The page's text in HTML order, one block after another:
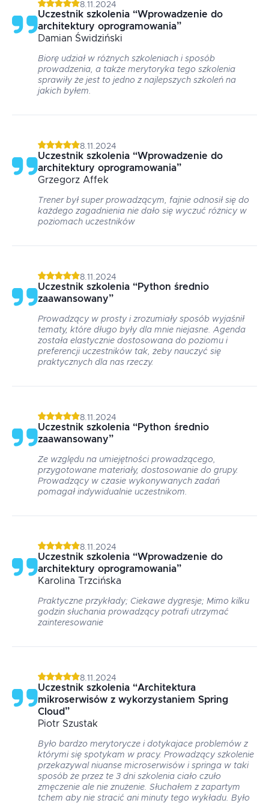
8.11.2024
Uczestnik szkolenia “Wprowadzenie do
architektury oprogramowania”
Damian Świdziński
Biorę udział w różnych szkoleniach i sposób
prowadzenia, a także merytoryka tego szkolenia
sprawiły że jest to jedno z najlepszych szkoleń na
jakich byłem.
8.11.2024
Uczestnik szkolenia “Wprowadzenie do
architektury oprogramowania”
Grzegorz Affek
Trener był super prowadzącym, fajnie odnosił się do
każdego zagadnienia nie dało się wyczuć różnicy w
poziomach uczestników
8.11.2024
Uczestnik szkolenia “Python średnio
zaawansowany”
Prowadzący w prosty i zrozumiały sposób wyjaśnił
tematy, które długo były dla mnie niejasne. Agenda
została elastycznie dostosowana do poziomu i
preferencji uczestników tak, żeby nauczyć się
praktycznych dla nas rzeczy.
8.11.2024
Uczestnik szkolenia “Python średnio
zaawansowany”
Ze względu na umiejętności prowadzącego,
przygotowane materiały, dostosowanie do grupy.
Prowadzący w czasie wykonywanych zadań
pomagał indywidualnie uczestnikom.
8.11.2024
Uczestnik szkolenia “Wprowadzenie do
architektury oprogramowania”
Karolina Trzcińska
Praktyczne przykłady; Ciekawe dygresje; Mimo kilku
godzin słuchania prowadzący potrafi utrzymać
zainteresowanie
8.11.2024
Uczestnik szkolenia “Architektura
mikroserwisów z wykorzystaniem Spring
Cloud”
Piotr Szustak
Było bardzo merytorycze i dotykajace problemów z
którymi się spotykam w pracy. Prowadzący szkolenie
przekazywal niuanse microserwisów i springa w taki
sposób że przez te 3 dni szkolenia ciało czuło
zmęczenie ale nie znużenie. Słuchałem z zapartym
tchem aby nie stracić ani minuty tego wykładu. Było